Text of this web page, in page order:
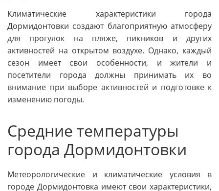
Климатические характеристики города
Дормидонтовки создают благоприятную атмосферу
для прогулок на пляже, пикников и других
активностей на открытом воздухе. Однако, каждый
сезон имеет свои особенности, и жители и
посетители города должны принимать их во
внимание при выборе активностей и подготовке к
изменению погоды.
Средние температуры
города Дормидонтовки
Метеорологические и климатические условия в
городе Дормидонтовка имеют свои характеристики,